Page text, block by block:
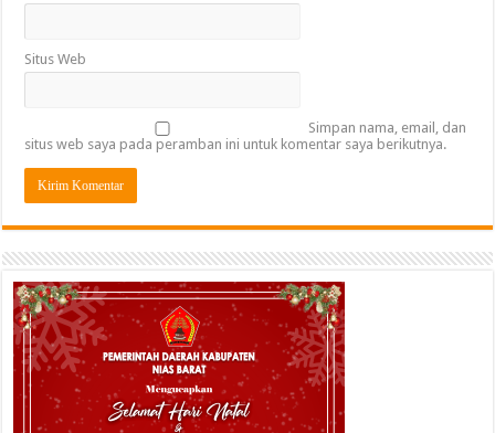
Situs Web
Simpan nama, email, dan
situs web saya pada peramban ini untuk komentar saya berikutnya.